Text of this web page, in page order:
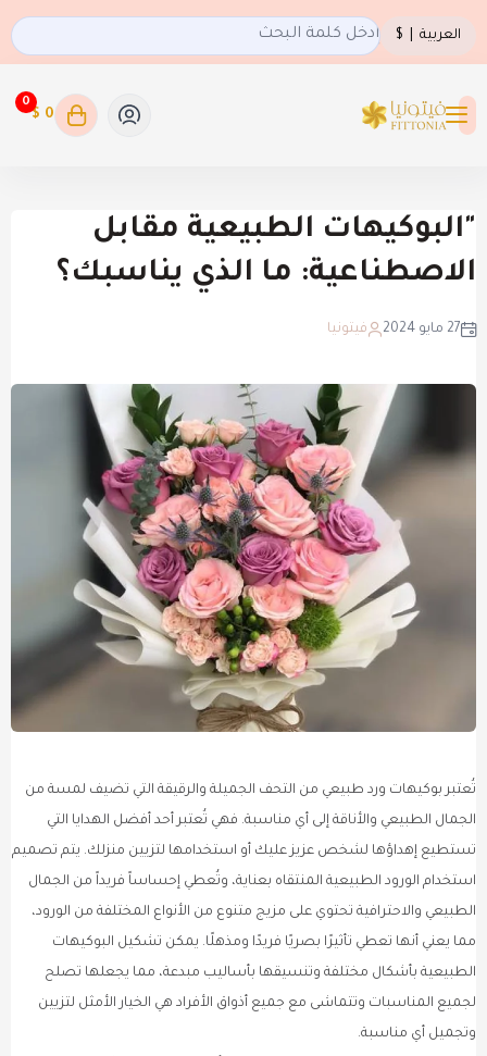
العربية $
فيتونيا
0
0 $
"البوكيهات الطبيعية مقابل
الاصطناعية: ما الذي يناسبك؟
27 مايو 2024 فيتونيا
تُعتبر بوكيهات ورد طبيعي من التحف الجميلة والرقيقة التي تضيف لمسة من
الجمال الطبيعي والأناقة إلى أي مناسبة. فهي تُعتبر أحد أفضل الهدايا التي
تستطيع إهداؤها لشخص عزيز عليك أو استخدامها لتزيين منزلك. يتم تصميم
استخدام الورود الطبيعية المنتقاه بعناية، وتُعطي إحساساً فريداً من الجمال
الطبيعي والاحترافية تحتوي على مزيج متنوع من الأنواع المختلفة من الورود،
مما يعني أنها تعطي تأثيرًا بصريًا فريدًا ومذهلًا. يمكن تشكيل البوكيهات
الطبيعية بأشكال مختلفة وتنسيقها بأساليب مبدعة، مما يجعلها تصلح
لجميع المناسبات وتتماشى مع جميع أذواق الأفراد هي الخيار الأمثل لتزيين
وتجميل أي مناسبة.